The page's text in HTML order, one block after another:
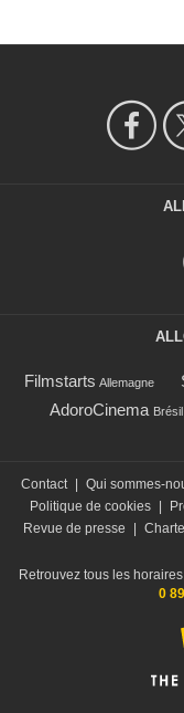
Filmstarts Allemagne
AdoroCinema Brésil
Contact Qui sommes-
Politique de cookies
Revue de presse
Retrouvez tous les
0